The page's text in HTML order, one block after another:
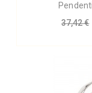
37,42 €